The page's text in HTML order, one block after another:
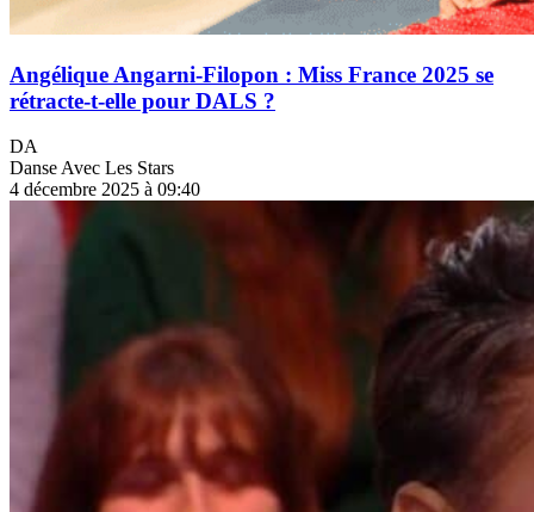
Angélique Angarni-Filopon : Miss France 2025 se
rétracte-t-elle pour DALS ?
DA
Danse Avec Les Stars
4 décembre 2025 à 09:40